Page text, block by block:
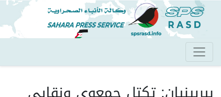
تجاوز
إلى
المحتوى
الرئيسي